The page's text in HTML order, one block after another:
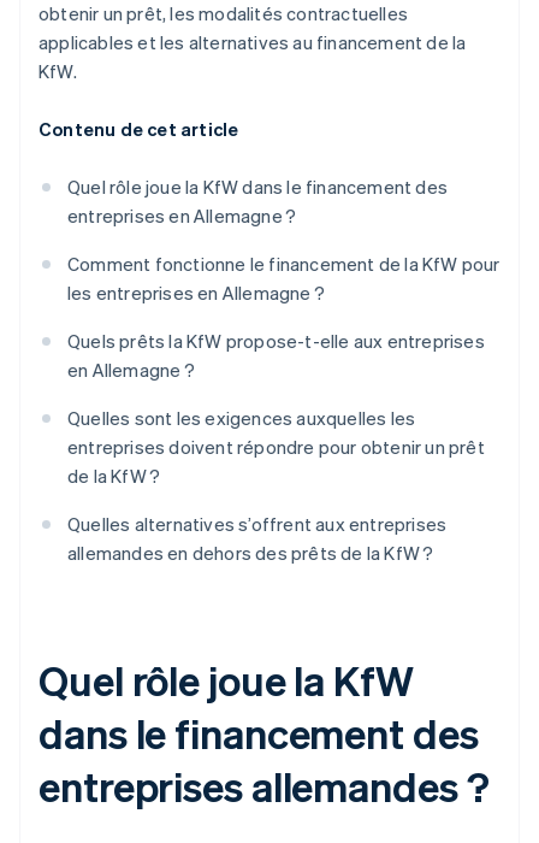
obtenir un prêt, les modalités contractuelles
applicables et les alternatives au financement de la
KfW.
Contenu de cet article
Quel rôle joue la KfW dans le financement des
entreprises en Allemagne ?
Comment fonctionne le financement de la KfW pour
les entreprises en Allemagne ?
Quels prêts la KfW propose-t-elle aux entreprises
en Allemagne ?
Quelles sont les exigences auxquelles les
entreprises doivent répondre pour obtenir un prêt
de la KfW ?
Quelles alternatives s’offrent aux entreprises
allemandes en dehors des prêts de la KfW ?
Quel rôle joue la KfW
dans le financement des
entreprises allemandes ?